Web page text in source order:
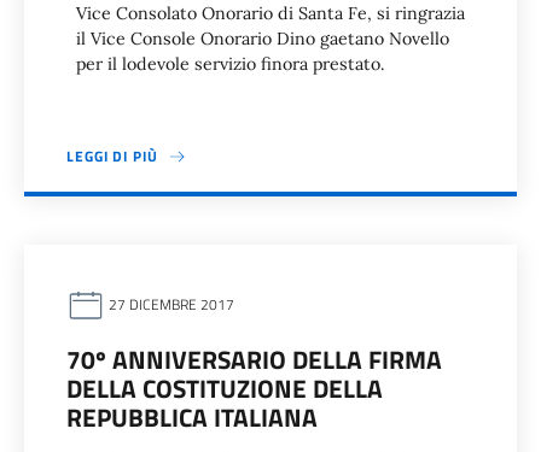
Vice Consolato Onorario di Santa Fe, si ringrazia
il Vice Console Onorario Dino gaetano Novello
per il lodevole servizio finora prestato.
LEGGI DI PIÙ
27 DICEMBRE 2017
70º ANNIVERSARIO DELLA FIRMA
DELLA COSTITUZIONE DELLA
REPUBBLICA ITALIANA